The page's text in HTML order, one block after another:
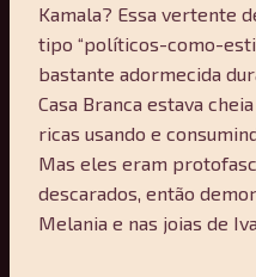
Kamala? Essa vertente
tipo “políticos-como-
bastante adormecida
Casa Branca estava
ricas usando e
Mas eles eram
descarados, então
Melania e nas joias de